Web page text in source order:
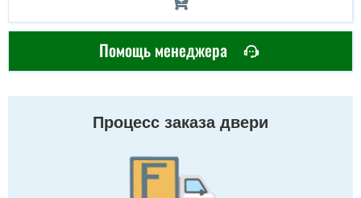
Помощь менеджера
Процесс заказа двери